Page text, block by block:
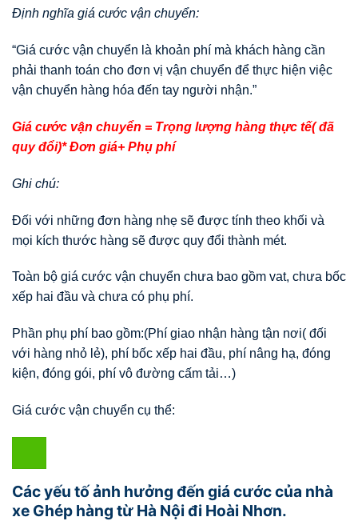
Định nghĩa giá cước vận chuyển:
“Giá cước vận chuyển là khoản phí mà khách hàng cần
phải thanh toán cho đơn vị vận chuyển để thực hiện việc
vận chuyển hàng hóa đến tay người nhận.”
Giá cước vận chuyển = Trọng lượng hàng thực tế( đã
quy đổi)* Đơn giá+ Phụ phí
Ghi chú:
Đối với những đơn hàng nhẹ sẽ được tính theo khối và
mọi kích thước hàng sẽ được quy đổi thành mét.
Toàn bộ giá cước vận chuyển chưa bao gồm vat, chưa bốc
xếp hai đầu và chưa có phụ phí.
Phần phụ phí bao gồm:(Phí giao nhận hàng tận nơi( đối
với hàng nhỏ lẻ), phí bốc xếp hai đầu, phí nâng hạ, đóng
kiện, đóng gói, phí vô đường cấm tải…)
Giá cước vận chuyển cụ thể:
Các yếu tố ảnh hưởng đến giá cước của nhà
xe Ghép hàng từ Hà Nội đi Hoài Nhơn.